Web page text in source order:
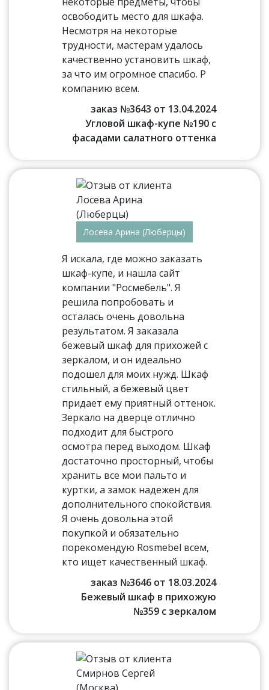
освободить место для шкафа.
Несмотря на некоторые
трудности, мастерам удалось
качественно установить шкаф,
за что им огромное спасибо. Р
компанию всем.
заказ №3643 от 13.04.2024
Угловой шкаф-купе №190 с
фасадами салатного оттенка
Лосева Арина (Люберцы)
Я искала, где можно заказать
шкаф-купе, и нашла сайт
компании "Росмебель". Я
решила попробовать и
осталась очень довольна
результатом. Я заказала
бежевый шкаф для прихожей с
зеркалом, и он идеально
подошел для моих нужд. Шкаф
стильный, а бежевый цвет
придает ему приятный оттенок.
Зеркало на дверце отлично
подходит для быстрого
осмотра перед выходом. Шкаф
достаточно просторный, чтобы
хранить все мои пальто и
куртки, а замок надежен для
дополнительного спокойствия.
Я очень довольна этой
покупкой и обязательно
порекомендую Rosmebel всем,
кто ищет качественный шкаф.
заказ №3646 от 18.03.2024
Бежевый шкаф в прихожую
№359 с зеркалом